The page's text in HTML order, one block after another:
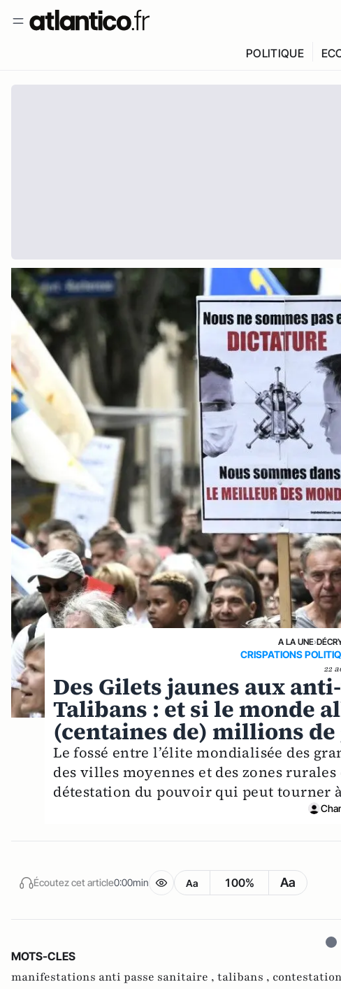
POLITIQUE
A LA UNE›
CRISPATIONS
22
Des Gilets jaunes aux
Talibans : et si le monde
(centaines de) millions de
Le fossé entre l’élite mondialisée des
des villes moyennes et des zones
détestation du pouvoir qui peut tourner
Écoutez cet article0:00min Aa 100% Aa
MOTS-CLES
manifestations anti passe sanitaire , talibans ,